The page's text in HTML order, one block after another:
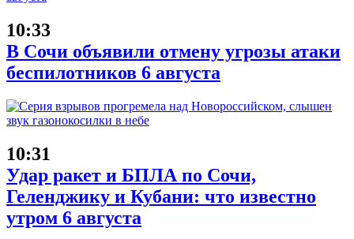
10:33
В Сочи объявили отмену угрозы атаки
беспилотников 6 августа
10:31
Удар ракет и БПЛА по Сочи,
Геленджику и Кубани: что известно
утром 6 августа